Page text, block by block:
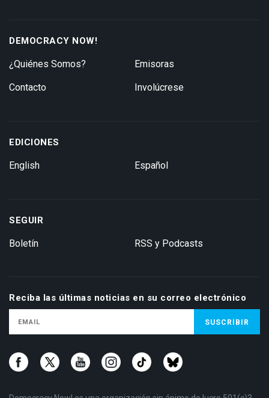
DEMOCRACY NOW!
¿Quiénes Somos?
Contacto
Emisoras
Involúcrese
EDICIONES
English Español
SEGUIR
Boletín RSS y Podcasts
Reciba las últimas noticias en su correo electrónico